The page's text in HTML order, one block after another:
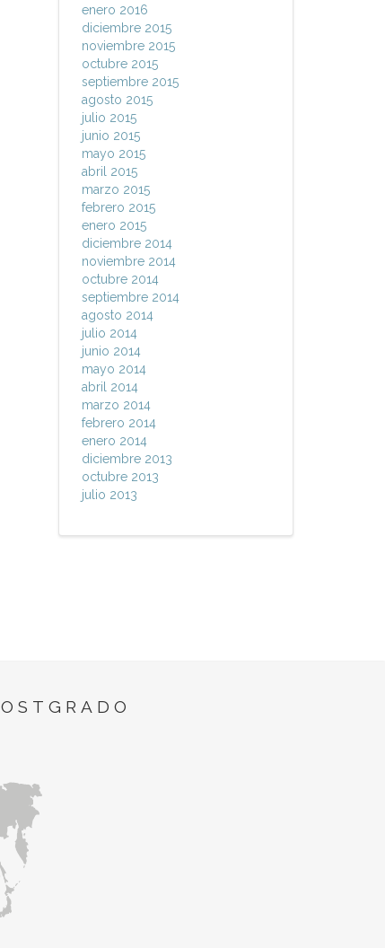
enero 2016
diciembre 2015
noviembre 2015
octubre 2015
septiembre 2015
agosto 2015
julio 2015
junio 2015
mayo 2015
abril 2015
marzo 2015
febrero 2015
enero 2015
diciembre 2014
noviembre 2014
octubre 2014
septiembre 2014
agosto 2014
julio 2014
junio 2014
mayo 2014
abril 2014
marzo 2014
febrero 2014
enero 2014
diciembre 2013
octubre 2013
julio 2013